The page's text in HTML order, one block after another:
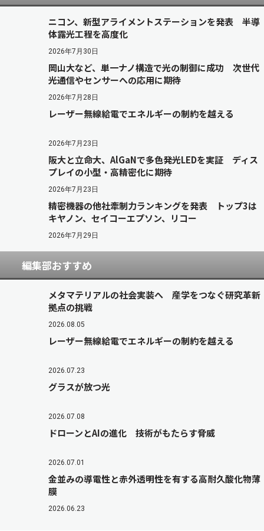
ニコン、新型アライメントステーションを発表 半導
体露光工程を高度化
2026年7月30日
岡山大など、単一ナノ構造で光の制御に成功 次世代
光通信やセンサーへの応用に期待
2026年7月28日
レーザー無線給電でエネルギーの制約を越える
2026年7月23日
阪大と立命大、AlGaNで多色発光LEDを実証 ディス
プレイの小型・高精密化に期待
2026年7月23日
精密機器の他社牽制力ランキングを発表 トップ3は
キヤノン、セイコーエプソン、リコー
2026年7月29日
編集部おすすめ
メタマテリアルの社会実装へ 産学をつなぐ研究革新
拠点の挑戦
2026.08.05
レーザー無線給電でエネルギーの制約を越える
2026.07.23
グラスが放つ光
2026.07.08
ドローンとAIの進化 技術がもたらす脅威
2026.07.01
金並みの導電性と赤外透明性を有する高耐久酸化物薄
膜
2026.06.23